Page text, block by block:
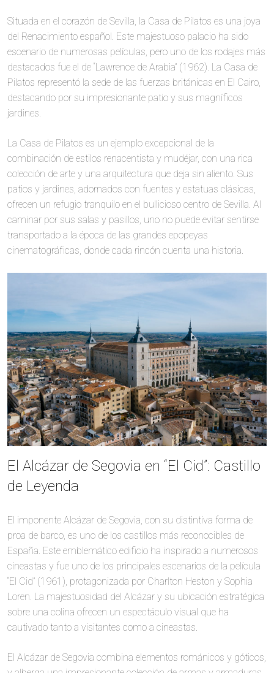
Situada en el corazón de Sevilla, la Casa de Pilatos es una joya
del Renacimiento español. Este majestuoso palacio ha sido
escenario de numerosas películas, pero uno de los rodajes más
destacados fue el de “Lawrence de Arabia” (1962). La Casa de
Pilatos representó la sede de las fuerzas británicas en El Cairo,
destacando por su impresionante patio y sus magníficos
jardines.
La Casa de Pilatos es un ejemplo excepcional de la
combinación de estilos renacentista y mudéjar, con una rica
colección de arte y una arquitectura que deja sin aliento. Sus
patios y jardines, adornados con fuentes y estatuas clásicas,
ofrecen un refugio tranquilo en el bullicioso centro de Sevilla. Al
caminar por sus salas y pasillos, uno no puede evitar sentirse
transportado a la época de las grandes epopeyas
cinematográficas, donde cada rincón cuenta una historia.
El Alcázar de Segovia en “El Cid”: Castillo
de Leyenda
El imponente Alcázar de Segovia, con su distintiva forma de
proa de barco, es uno de los castillos más reconocibles de
España. Este emblemático edificio ha inspirado a numerosos
cineastas y fue uno de los principales escenarios de la película
“El Cid” (1961), protagonizada por Charlton Heston y Sophia
Loren. La majestuosidad del Alcázar y su ubicación estratégica
sobre una colina ofrecen un espectáculo visual que ha
cautivado tanto a visitantes como a cineastas.
El Alcázar de Segovia combina elementos románicos y góticos,